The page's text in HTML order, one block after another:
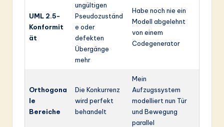
UML 2.5-
Konformit
ät
ungültigen
Pseudozuständ
e oder
defekten
Übergänge
mehr
Habe noch nie ein
Modell abgelehnt
von einem
Codegenerator
Orthogona
le
Bereiche
Die Konkurrenz
wird perfekt
behandelt
Mein
Aufzugssystem
modelliert nun Tür
und Bewegung
parallel